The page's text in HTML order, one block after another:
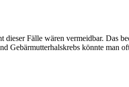
Fälle wären vermeidbar. Das
könnte man